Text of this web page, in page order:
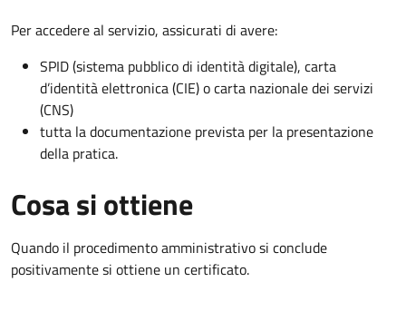
Per accedere al servizio, assicurati di avere:
SPID (sistema pubblico di identità digitale), carta
d’identità elettronica (CIE) o carta nazionale dei servizi
(CNS)
tutta la documentazione prevista per la presentazione
della pratica.
Cosa si ottiene
Quando il procedimento amministrativo si conclude
positivamente si ottiene un certificato.